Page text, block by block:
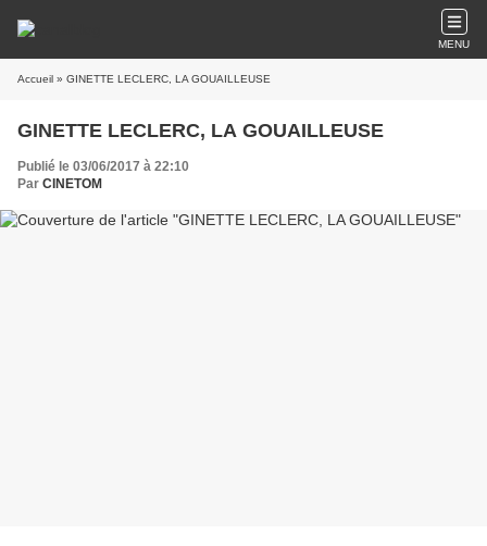
MENU
Accueil » GINETTE LECLERC, LA GOUAILLEUSE
GINETTE LECLERC, LA GOUAILLEUSE
Publié le 03/06/2017 à 22:10
Par CINETOM